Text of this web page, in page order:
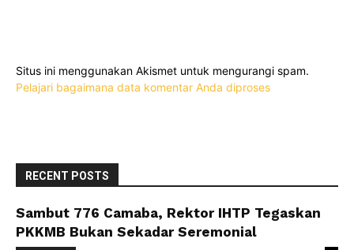
Situs ini menggunakan Akismet untuk mengurangi spam.
Pelajari bagaimana data komentar Anda diproses
RECENT POSTS
Sambut 776 Camaba, Rektor IHTP Tegaskan
PKKMB Bukan Sekadar Seremonial